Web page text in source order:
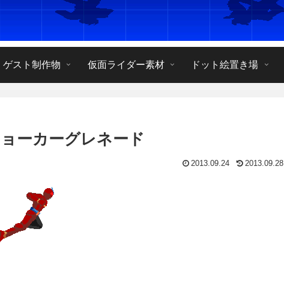
ゲスト制作物 仮面ライダー素材 ドット絵置き場
ーカーグレネード
2013.09.24 2013.09.28